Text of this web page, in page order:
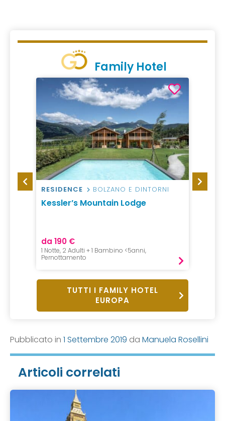
Family Hotel
RESIDENCE BOLZANO E DINTORNI
Kessler’s Mountain Lodge
da 190 €
1 Notte, 2 Adulti + 1 Bambino <5anni,
Pernottamento
HOTEL
TUTTI I FAMILY HOTEL
EUROPA
Pubblicato in 1 Settembre 2019 da Manuela Rosellini
Articoli correlati